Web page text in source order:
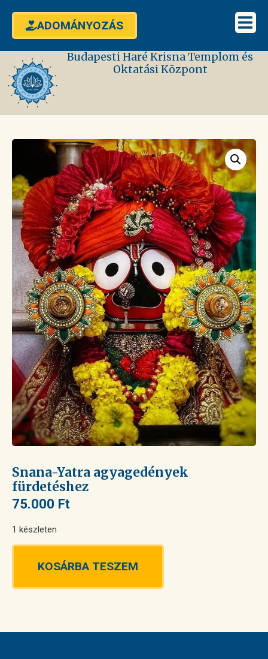
ADOMÁNYOZÁS
Budapesti Haré Krisna Templom és
Oktatási Központ
Snana-Yatra agyagedények
fürdetéshez
75.000 Ft
1 készleten
KOSÁRBA TESZEM